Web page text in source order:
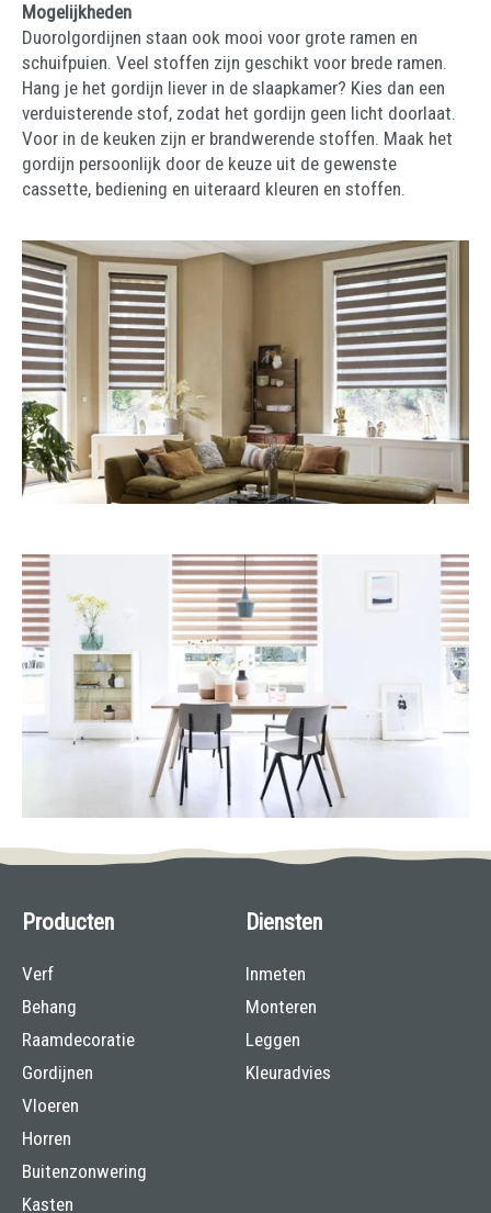
Mogelijkheden
Duorolgordijnen staan ook mooi voor grote ramen en
schuifpuien. Veel stoffen zijn geschikt voor brede ramen.
Hang je het gordijn liever in de slaapkamer? Kies dan een
verduisterende stof, zodat het gordijn geen licht doorlaat.
Voor in de keuken zijn er brandwerende stoffen. Maak het
gordijn persoonlijk door de keuze uit de gewenste
cassette, bediening en uiteraard kleuren en stoffen.
Producten
Verf
Behang
Raamdecoratie
Gordijnen
Vloeren
Horren
Buitenzonwering
Kasten
Diensten
Inmeten
Monteren
Leggen
Kleuradvies